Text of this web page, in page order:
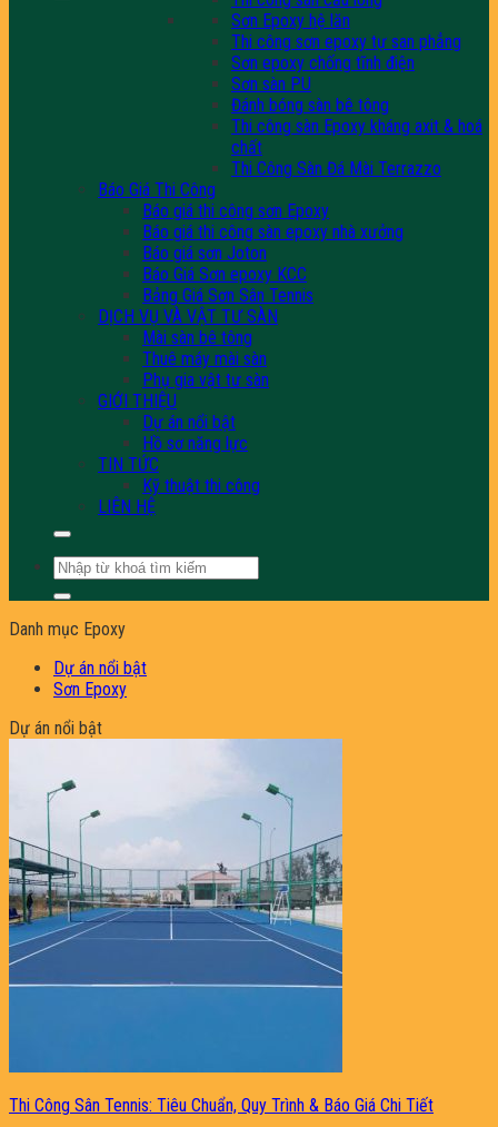
Sơn Epoxy hệ lăn
Thi công sơn epoxy tự san phẳng
Sơn epoxy chống tĩnh điện
Sơn sàn PU
Đánh bóng sàn bê tông
Thi công sàn Epoxy kháng axit & hoá
chất
Thi Công Sàn Đá Mài Terrazzo
Báo Giá Thi Công
Báo giá thi công sơn Epoxy
Báo giá thi công sàn epoxy nhà xưởng
Báo giá sơn Joton
Báo Giá Sơn epoxy KCC
Bảng Giá Sơn Sân Tennis
DỊCH VỤ VÀ VẬT TƯ SÀN
Mài sàn bê tông
Thuê máy mài sàn
Phụ gia vật tư sàn
GIỚI THIỆU
Dự án nổi bật
Hồ sơ năng lực
TIN TỨC
Kỹ thuật thi công
LIÊN HỆ
Tìm
kiếm:
Danh mục Epoxy
Dự án nổi bật
Sơn Epoxy
Dự án nổi bật
Thi Công Sân Tennis: Tiêu Chuẩn, Quy Trình & Báo Giá Chi Tiết